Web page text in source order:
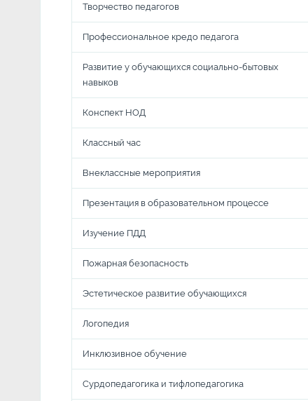
Творчество педагогов
Профессиональное кредо педагога
Развитие у обучающихся социально-бытовых
навыков
Конспект НОД
Классный час
Внеклассные мероприятия
Презентация в образовательном процессе
Изучение ПДД
Пожарная безопасность
Эстетическое развитие обучающихся
Логопедия
Инклюзивное обучение
Сурдопедагогика и тифлопедагогика